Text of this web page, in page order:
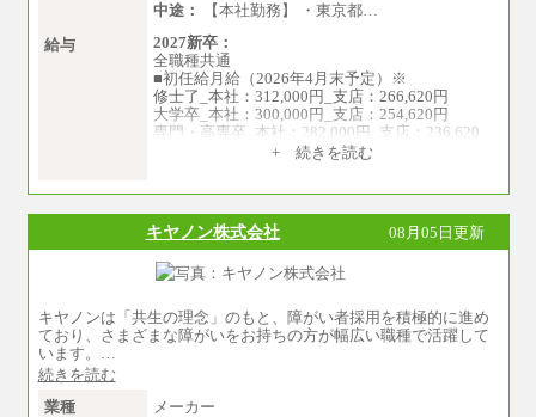
中途：
【本社勤務】 ・東京都…
給与
2027新卒：
全職種共通
■初任給月給（2026年4月末予定）※
修士了_本社：312,000円_支店：266,620円
大学卒_本社：300,000円_支店：254,620円
専門・高専卒_本社：282,000円_支店：236,620
月給（本社）：213,030円＋諸手当
月給（支店）：164,920円～189,700円＋諸手当
※試用期間中も給与に変更はございません。
※上記はフルタイム勤務で残業ゼロの場合の標
※上記のほか、ボーナス支給あり
年収（本社）：330万～380万（フルタイムで標
準的なボーナス込みの金額です。上限金額は全
準的なボーナス込みの金額です。上限金額は全
+ 続きを読む
キヤノン株式会社 08月05日更新
キヤノンは「共生の理念」のもと、障がい者採用を積極的に進め
ており、さまざまな障がいをお持ちの方が幅広い職種で活躍して
います。…
続きを読む
業種
メーカー